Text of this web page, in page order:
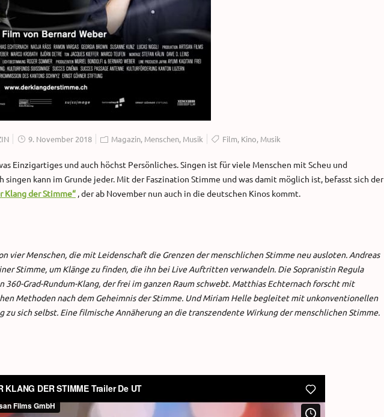
9. November 2018 Magazin, Menschen, Musik Film, Kino, Musik
Einzigartiges und auch höchst Persönliches. Singen ist für viele Menschen mit Scheu und
kann im Grunde jeder. Mit der Faszination Stimme und was damit möglich ist, befasst sich der
Klang der Stimme“ , der ab November nun auch in die deutschen Kinos kommt.
vier Menschen, die mit Leidenschaft die Grenzen der menschlichen Stimme neu ausloten. Andreas
Stimme, um Klänge zu finden, die ihn bei Live Auftritten verwandeln. Die Sopranistin Regula
Grad-Rundum-Klang, der frei im ganzen Raum schwebt. Matthias Echternach forscht mit
Methoden nach dem Geheimnis der Stimme. Und Miriam Helle begleitet mit unkonventionellen
zu sich selbst. Eine filmische Annäherung an die transzendente Wirkung der menschlichen Stimme.